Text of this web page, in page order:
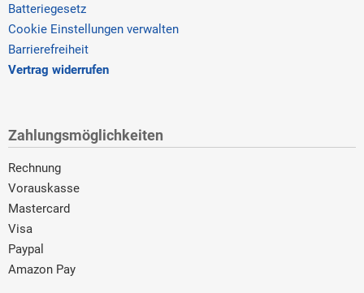
Batteriegesetz
Cookie Einstellungen verwalten
Barrierefreiheit
Vertrag widerrufen
Zahlungsmöglichkeiten
Rechnung
Vorauskasse
Mastercard
Visa
Paypal
Amazon Pay